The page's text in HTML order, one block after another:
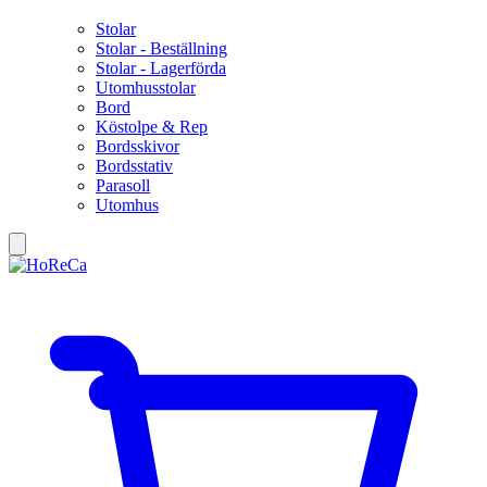
Stolar
Stolar - Beställning
Stolar - Lagerförda
Utomhusstolar
Bord
Köstolpe & Rep
Bordsskivor
Bordsstativ
Parasoll
Utomhus